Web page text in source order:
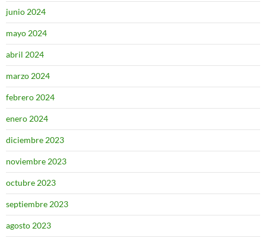
junio 2024
mayo 2024
abril 2024
marzo 2024
febrero 2024
enero 2024
diciembre 2023
noviembre 2023
octubre 2023
septiembre 2023
agosto 2023